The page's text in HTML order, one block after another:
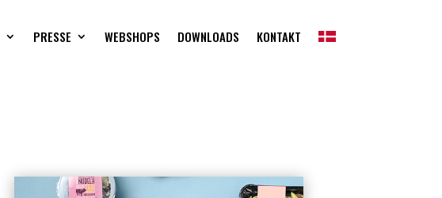
PRESSE WEBSHOPS DOWNLOADS KONTAKT